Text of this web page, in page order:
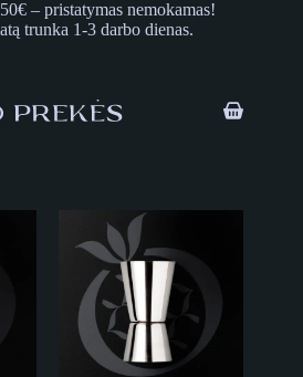
– pristatymas nemokamas!
trunka 1-3 darbo dienas.
Shopping